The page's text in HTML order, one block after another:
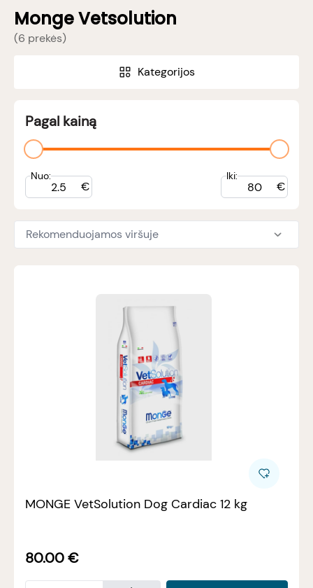
Monge Vetsolution
(6 prekės)
Kategorijos
Pagal kainą
Nuo:
€
Iki:
€
Rekomenduojamos viršuje
MONGE VetSolution Dog Cardiac 12 kg
80.00€